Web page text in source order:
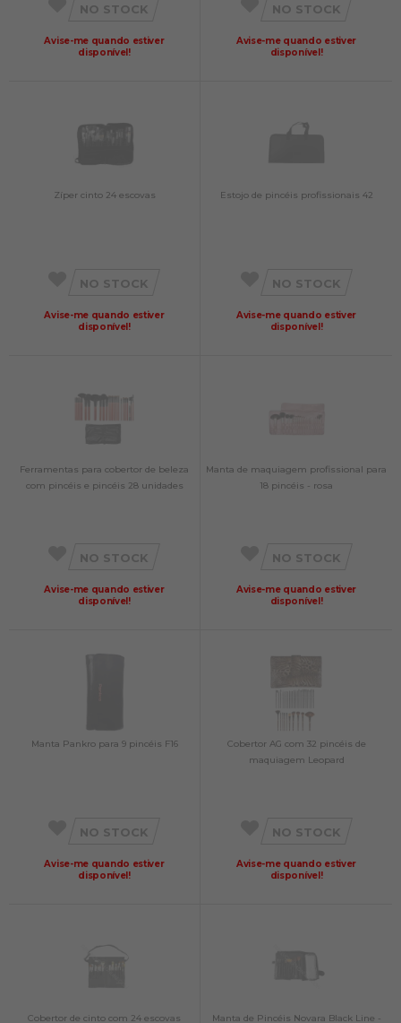
NO STOCK
Avise-me quando estiver
disponível!
NO STOCK
Avise-me quando estiver
disponível!
Zíper cinto 24 escovas
NO STOCK
Avise-me quando estiver
disponível!
Estojo de pincéis profissionais 42
NO STOCK
Avise-me quando estiver
disponível!
Ferramentas para cobertor de beleza
com pincéis e pincéis 28 unidades
NO STOCK
Avise-me quando estiver
disponível!
Manta de maquiagem profissional para
18 pincéis - rosa
NO STOCK
Avise-me quando estiver
disponível!
Manta Pankro para 9 pincéis F16
NO STOCK
Avise-me quando estiver
disponível!
Cobertor AG com 32 pincéis de
maquiagem Leopard
NO STOCK
Avise-me quando estiver
disponível!
Cobertor de cinto com 24 escovas
Manta de Pincéis Novara Black Line -